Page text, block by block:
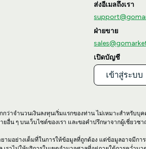
ส่งอีเมลถึงเรา
ฝ่ายขาย
เปิดบัญชี
เข้าสู่ระบบ
ว่าจำนวนเงินลงทุนเริ่มแรกของท่าน ไม่เหมาะสำหรับบุ
อื่น ๆ บนเว็บไซต์ของเรา และขอคำปรึกษาจากผู้เชี่ยวช
มอย่างเต็มที่ในการให้ข้อมูลที่ถูกต้อง แต่ข้อมูลอาจมีกา